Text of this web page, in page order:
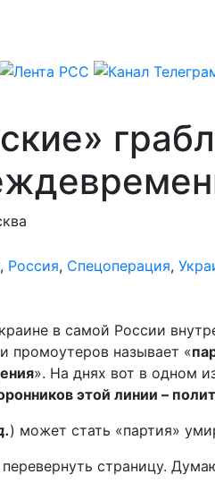
, Россия, Спецоперация,
в самой России
промоутеров называет «
». На днях вот в одном
этой линии –
) может стать «партия»
страницу.